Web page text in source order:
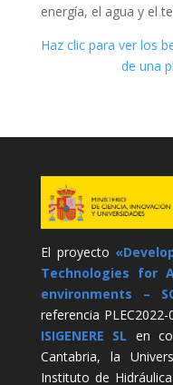
energía, el agua y el
Haz clic para ver los
de una
El proyecto
Technologies for
environments –
referencia
ISIGENERE SL en
Cantabria, la
Instituto de